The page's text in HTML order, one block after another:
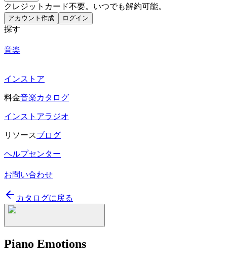
クレジットカード不要。いつでも解約可能。
アカウント作成 ログイン
探す
音楽
インストア
料金音楽カタログ
インストアラジオ
リソースブログ
ヘルプセンター
お問い合わせ
カタログに戻る
Piano Emotions